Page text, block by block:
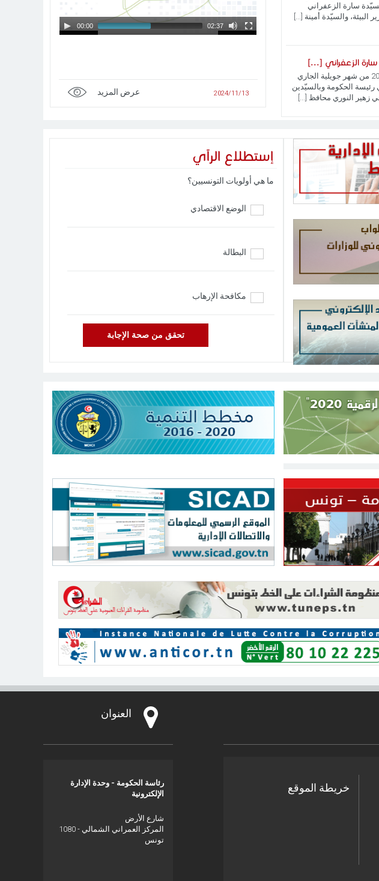
سارة الزعفراني
البيئة، والسيّدة أمينة [...]
الزعفراني [...]
اجتمع رئيس الجمهوريّة قيس سعيّد ظهر اليوم، 20 من شهر جويلية الجاري
رئيسة الحكومة وبالسيّدين
زهير النوري محافظ [...]
00:00 02:37
عرض المزيد 2024/11/13
إستطلاع الرآي
ما هي أولويات التونسيين؟
الوضع الاقتصادي
البطالة
مكافحة الإرهاب
العنوان
خريطة الموقع
رئاسة الحكومة - وحدة الإدارة
الإلكترونية
شارع الأرض
المركز العمراني الشمالي - 1080
تونس